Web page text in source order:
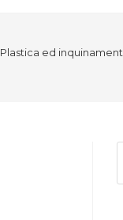
Plastica ed